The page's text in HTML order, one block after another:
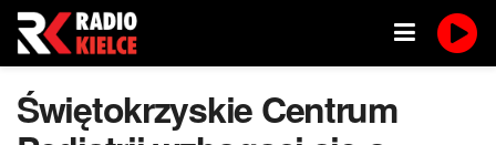
Świętokrzyskie Centrum